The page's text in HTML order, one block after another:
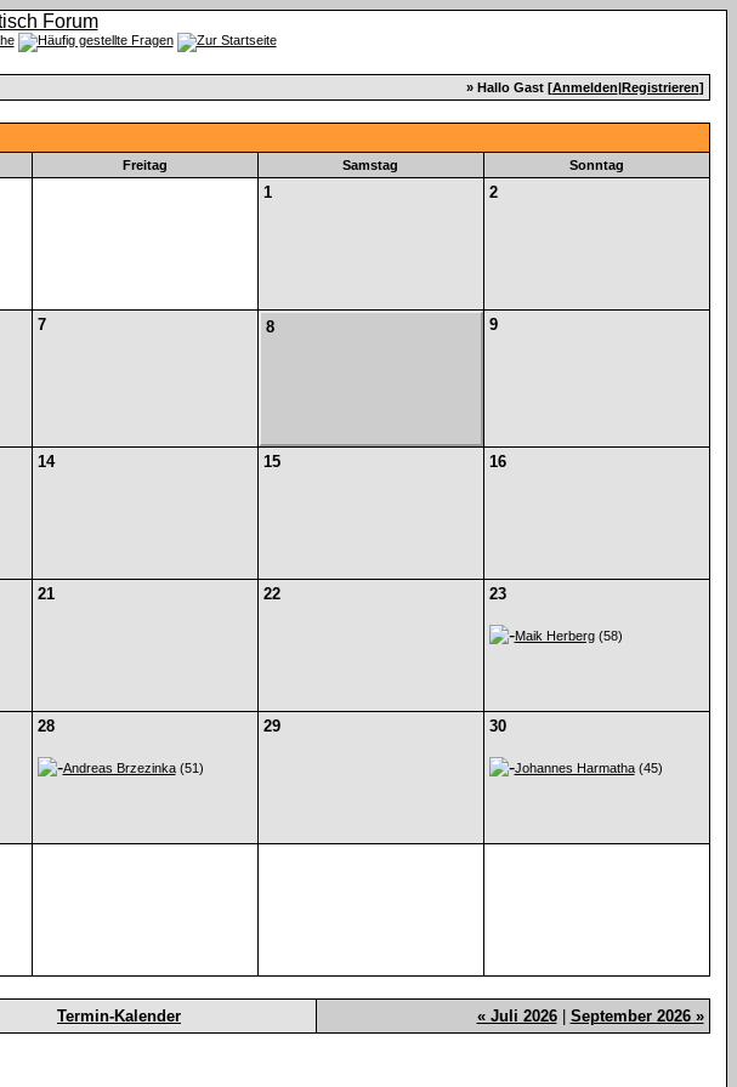
» Hallo Gast [Anmelden|Registrieren]
Freitag Samstag Sonntag
1 2
7 8 9
14 15 16
21 22 23
Maik Herberg(58)
28
Andreas Brzezinka(51)
29 30
Johannes Harmatha(45)
Termin-Kalender « Juli 2026| September 2026 »